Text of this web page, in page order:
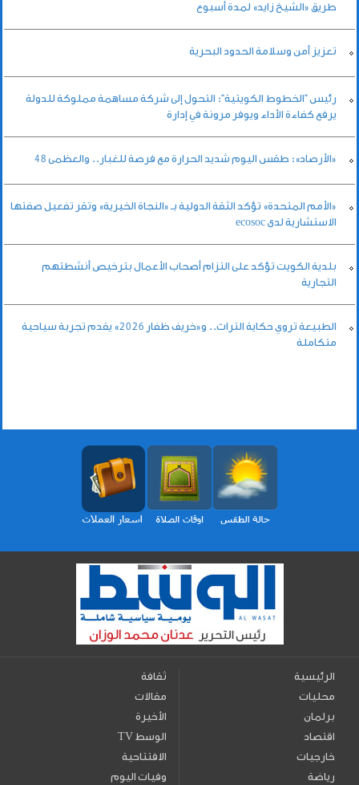
طريق «الشيخ زايد» لمدة أسبوع
تعزيز أمن وسلامة الحدود البحرية
رئيس "الخطوط الكويتية": التحول إلى شركة مساهمة مملوكة للدولة
يرفع كفاءة الأداء ويوفر مرونة في إدارة
«الأرصاد»: طقس اليوم شديد الحرارة مع فرصة للغبار.. والعظمى 48
«الأمم المتحدة» تؤكد الثقة الدولية بـ «النجاة الخيرية» وتقر تفعيل صفتها
الاستشارية لدى ecosoc
بلدية الكويت تؤكد على التزام أصحاب الأعمال بترخيص أنشطتهم
التجارية
الطبيعة تروي حكاية التراث.. و«خريف ظفار 2026» يقدم تجربة سياحية
متكاملة
الرئيسية
محليات
برلمان
اقتصاد
خارجيات
رياضة
ثقافة
مقالات
الأخيرة
TV الوسط
الافتتاحية
وفيات اليوم